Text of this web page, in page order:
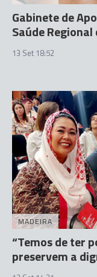
Gabinete de
Saúde
13 Set 18:52
MADEIRA
“Temos de ter
preservem a